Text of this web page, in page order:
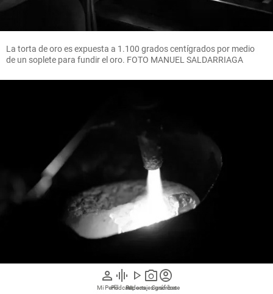
person
Mi Perfil
graphic_eq
Pódcast
play_arrow
Videos
photo_camera
Reportajes gráficos
account_circle
Suscríbete
La torta de oro es expuesta a 1.100 grados centígrados por medio
de un soplete para fundir el oro. FOTO MANUEL SALDARRIAGA